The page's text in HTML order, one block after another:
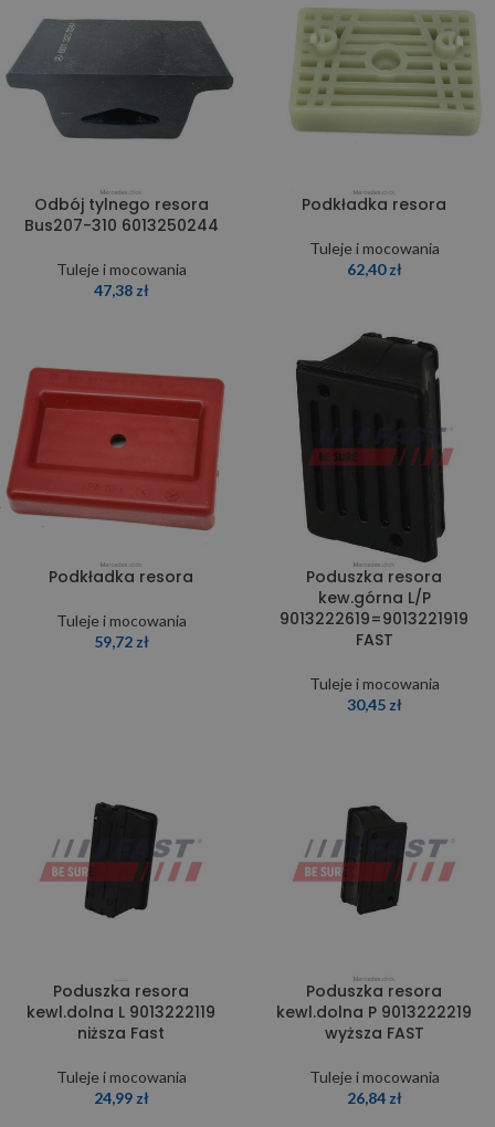
Odbój tylnego resora
Bus207-310 6013250244
Tuleje i mocowania
47,38 zł
Podkładka resora
Tuleje i mocowania
62,40zł
Podkładka resora
Tuleje i mocowania
59,72 zł
Poduszka resora
kew.górna L/P
9013222619=9013221919
FAST
Tuleje i mocowania
30,45 zł
Poduszka resora
kewl.dolna L 9013222119
niższa Fast
Tuleje i mocowania
24,99 zł
Poduszka resora
kewl.dolna P 9013222219
wyższa FAST
Tuleje i mocowania
26,84 zł